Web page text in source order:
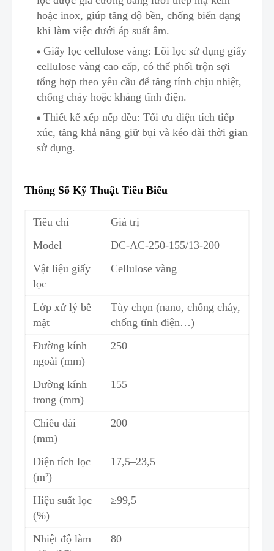
hoặc inox, giúp tăng độ bền, chống biến dạng
khi làm việc dưới áp suất âm.
Giấy lọc cellulose vàng: Lõi lọc sử dụng giấy
cellulose vàng cao cấp, có thể phối trộn sợi
tổng hợp theo yêu cầu để tăng tính chịu nhiệt,
chống cháy hoặc kháng tĩnh điện.
Thiết kế xếp nếp đều: Tối ưu diện tích tiếp
xúc, tăng khả năng giữ bụi và kéo dài thời gian
sử dụng.
Thông Số Kỹ Thuật Tiêu Biểu
Tiêu chí
Giá trị
Model
DC-AC-250-155/13-200
Vật liệu giấy
lọc
Cellulose vàng
Lớp xử lý bề
mặt
Tùy chọn (nano, chống cháy,
chống tĩnh điện…)
Đường kính
ngoài (mm)
250
Đường kính
trong (mm)
155
Chiều dài
(mm)
200
Diện tích lọc
(m²)
17,5–23,5
Hiệu suất lọc
(%)
≥99,5
Nhiệt độ làm
80